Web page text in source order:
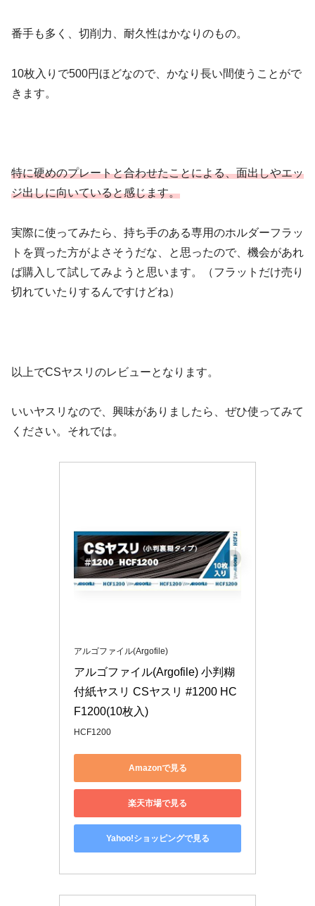
番手も多く、切削力、耐久性はかなりのもの。
10枚入りで500円ほどなので、かなり長い間使うことがで
きます。
特に硬めのプレートと合わせたことによる、面出しやエッ
ジ出しに向いていると感じます。
実際に使ってみたら、持ち手のある専用のホルダーフラッ
トを買った方がよさそうだな、と思ったので、機会があれ
ば購入して試してみようと思います。（フラットだけ売り
切れていたりするんですけどね）
以上でCSヤスリのレビューとなります。
いいヤスリなので、興味がありましたら、ぜひ使ってみて
ください。それでは。
アルゴファイル(Argofile)
アルゴファイル(Argofile) 小判糊
付紙ヤスリ CSヤスリ #1200 HC
F1200(10枚入)
HCF1200
Amazonで見る
楽天市場で見る
Yahoo!ショッピングで見る